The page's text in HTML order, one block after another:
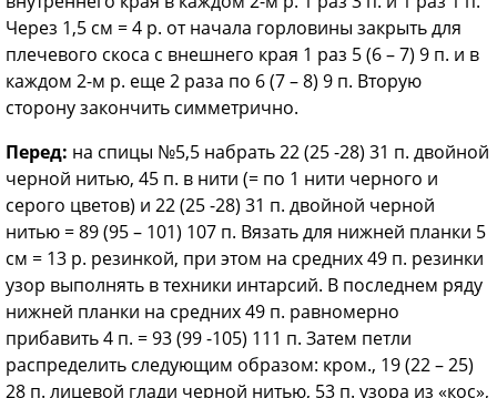
Через 1,5 см = 4 р. от начала горловины закрыть для
плечевого скоса с внешнего края 1 раз 5 (6 – 7) 9 п. и в
каждом 2-м р. еще 2 раза по 6 (7 – 8) 9 п. Вторую
сторону закончить симметрично.
Перед: на спицы №5,5 набрать 22 (25 -28) 31 п. двойной
черной нитью, 45 п. в нити (= по 1 нити черного и
серого цветов) и 22 (25 -28) 31 п. двойной черной
нитью = 89 (95 – 101) 107 п. Вязать для нижней планки 5
см = 13 р. резинкой, при этом на средних 49 п. резинки
узор выполнять в техники интарсий. В последнем ряду
нижней планки на средних 49 п. равномерно
прибавить 4 п. = 93 (99 -105) 111 п. Затем петли
распределить следующим образом: кром., 19 (22 – 25)
28 п. лицевой глади черной нитью, 53 п. узора из «кос»,